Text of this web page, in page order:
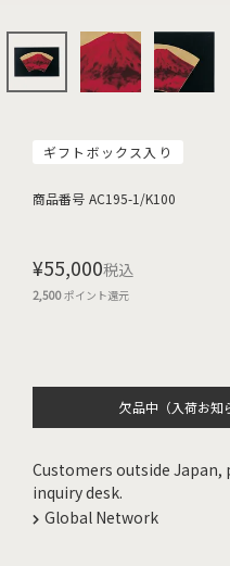
ギフトボックス入り
商品番号 AC195-1/K100
¥55,000税込
2,500ポイント還元
欠品中（入荷お知
Customers outside
inquiry desk.
Global Network